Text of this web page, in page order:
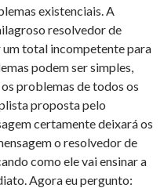
existenciais. A
resolvedor de
total incompetente para
podem ser simples,
problemas de todos os
proposta pelo
certamente deixará os
o resolvedor de
como ele vai ensinar a
Agora eu pergunto: